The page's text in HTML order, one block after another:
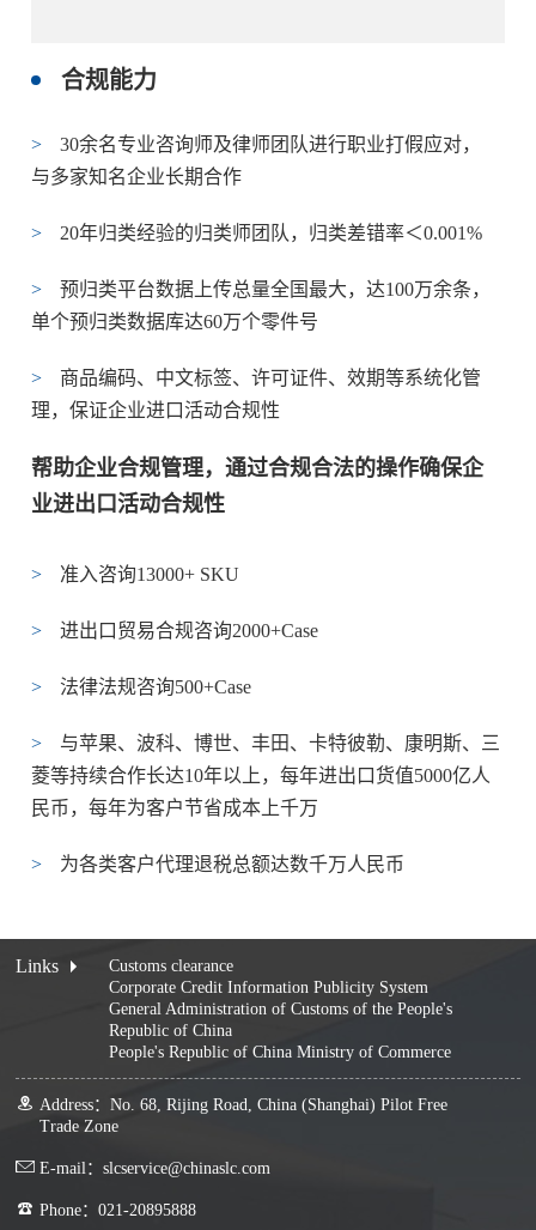
合规能力
>
30余名专业咨询师及律师团队进行职业打假应对，
与多家知名企业长期合作
> 20年归类经验的归类师团队，归类差错率＜0.001%
>
预归类平台数据上传总量全国最大，达100万余条，
单个预归类数据库达60万个零件号
>
商品编码、中文标签、许可证件、效期等系统化管
理，保证企业进口活动合规性
帮助企业合规管理，通过合规合法的操作确保企
业进出口活动合规性
> 准入咨询13000+ SKU
> 进出口贸易合规咨询2000+Case
> 法律法规咨询500+Case
>
与苹果、波科、博世、丰田、卡特彼勒、康明斯、三
菱等持续合作长达10年以上，每年进出口货值5000亿人
民币，每年为客户节省成本上千万
> 为各类客户代理退税总额达数千万人民币
Links
Customs clearance
Corporate Credit Information Publicity System
General Administration of Customs of the People's
Republic of China
People's Republic of China Ministry of Commerce
Address：No. 68, Rijing Road, China (Shanghai) Pilot Free
Trade Zone
E-mail：slcservice@chinaslc.com
Phone：021-20895888